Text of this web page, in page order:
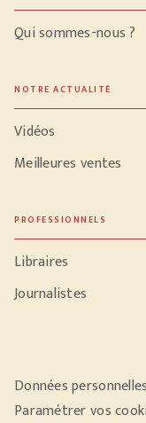
Qui sommes-nous ?
NOTRE ACTUALITÉ
Vidéos
Meilleures ventes
PROFESSIONNELS
Libraires
Journalistes
Données personnelles
Paramétrer vos